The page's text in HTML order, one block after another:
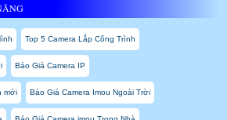
Top 5 Camera Lắp Công Trình
Báo Giá Camera IP
mới Báo Giá Camera Imou Ngoài Trời